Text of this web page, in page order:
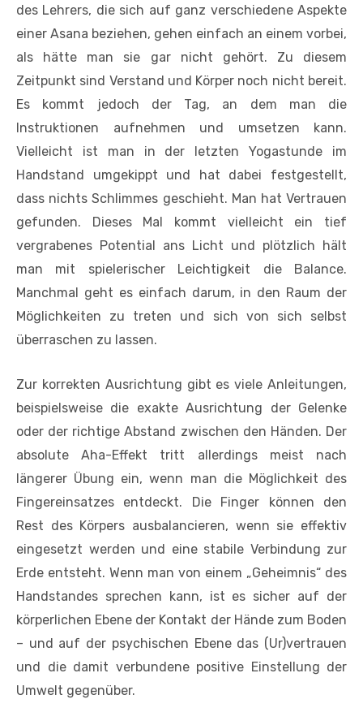
des Lehrers, die sich auf ganz verschiedene Aspekte
einer Asana beziehen, gehen einfach an einem vorbei,
als hätte man sie gar nicht gehört. Zu diesem
Zeitpunkt sind Verstand und Körper noch nicht bereit.
Es kommt jedoch der Tag, an dem man die
Instruktionen aufnehmen und umsetzen kann.
Vielleicht ist man in der letzten Yogastunde im
Handstand umgekippt und hat dabei festgestellt,
dass nichts Schlimmes geschieht. Man hat Vertrauen
gefunden. Dieses Mal kommt vielleicht ein tief
vergrabenes Potential ans Licht und plötzlich hält
man mit spielerischer Leichtigkeit die Balance.
Manchmal geht es einfach darum, in den Raum der
Möglichkeiten zu treten und sich von sich selbst
überraschen zu lassen.
Zur korrekten Ausrichtung gibt es viele Anleitungen,
beispielsweise die exakte Ausrichtung der Gelenke
oder der richtige Abstand zwischen den Händen. Der
absolute Aha-Effekt tritt allerdings meist nach
längerer Übung ein, wenn man die Möglichkeit des
Fingereinsatzes entdeckt. Die Finger können den
Rest des Körpers ausbalancieren, wenn sie effektiv
eingesetzt werden und eine stabile Verbindung zur
Erde entsteht. Wenn man von einem „Geheimnis“ des
Handstandes sprechen kann, ist es sicher auf der
körperlichen Ebene der Kontakt der Hände zum Boden
– und auf der psychischen Ebene das (Ur)vertrauen
und die damit verbundene positive Einstellung der
Umwelt gegenüber.